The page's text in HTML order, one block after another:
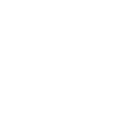
användare som